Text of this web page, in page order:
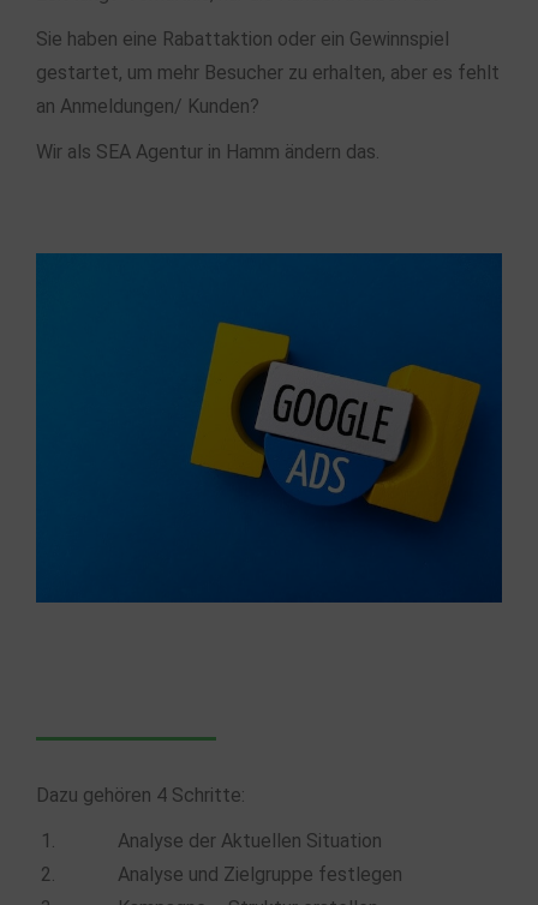
Sie haben eine Rabattaktion oder ein Gewinnspiel
gestartet, um mehr Besucher zu erhalten, aber es fehlt
an Anmeldungen/ Kunden?
Wir als SEA Agentur in Hamm ändern das.
Dazu gehören 4 Schritte:
Analyse der Aktuellen Situation
Analyse und Zielgruppe festlegen